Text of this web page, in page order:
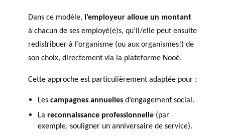
Dans ce modèle, l’employeur alloue un montant
à chacun de ses employé(e)s, qu’il/elle peut ensuite
redistribuer à l’organisme (ou aux organismes!) de
son choix, directement via la plateforme Nooé.
Cette approche est particulièrement adaptée pour :
Lescampagnes annuelles d’engagement social.
Lareconnaissance professionnelle (par
exemple, souligner un anniversaire de service).